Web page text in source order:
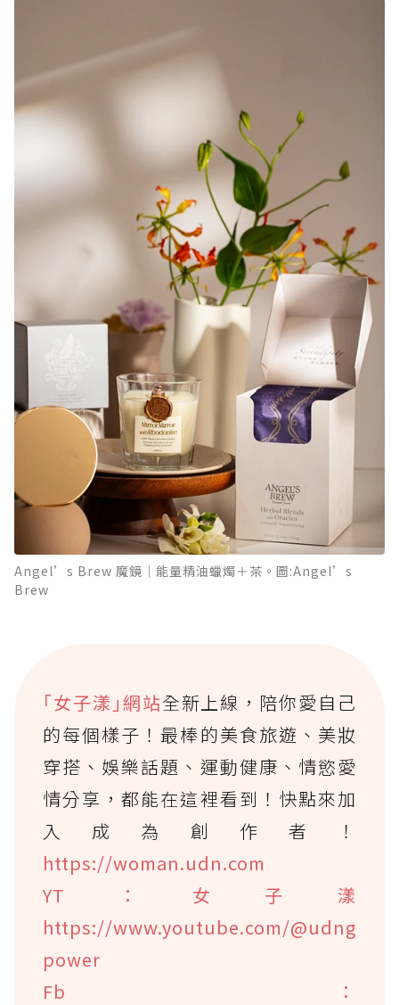
Angel’s Brew 魔鏡｜能量精油蠟燭＋茶。圖:Angel’s
Brew
｢女子漾｣網站全新上線，陪你愛自己
的每個樣子！最棒的美食旅遊、美妝
穿搭、娛樂話題、運動健康、情慾愛
情分享，都能在這裡看到！快點來加
入成為創作者！
https://woman.udn.com
YT：女子漾
https://www.youtube.com/@udng
power
Fb：